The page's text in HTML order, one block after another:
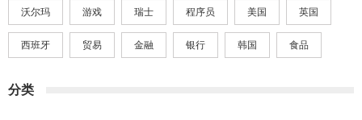
沃尔玛 游戏 瑞士 程序员 美国 英国
西班牙 贸易 金融 银行 韩国 食品
分类